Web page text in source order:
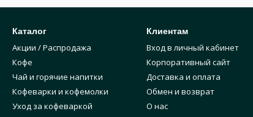
стакана выполняет не только эстетическую, но и
при горячих напитках.
также обеспечивает надёжное сцепление — стакан не
позволяет использовать стаканы без термопоясов
Каталог
Акции / Распродажа
Кофе
Чай и горячие напитки
Кофеварки и кофемолки
Уход за кофеваркой
Клиентам
Вход в личный кабинет
Корпоративный сайт
Доставка и оплата
Обмен и возврат
О нас